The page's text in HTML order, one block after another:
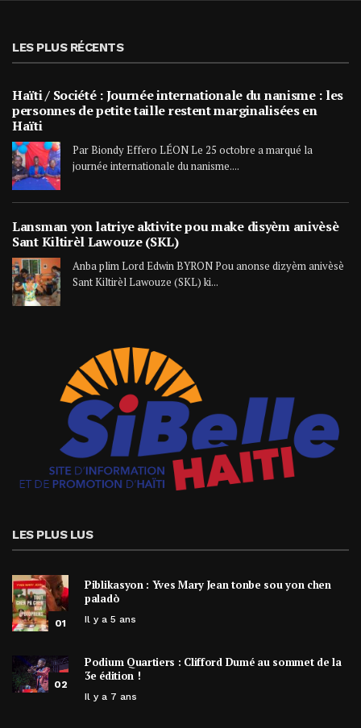
LES PLUS RÉCENTS
Haïti / Société : Journée internationale du nanisme : les
personnes de petite taille restent marginalisées en
Haïti
Par Biondy Effero LÉON Le 25 octobre a marqué la
journée internationale du nanisme....
Lansman yon latriye aktivite pou make disyèm anivèsè
Sant Kiltirèl Lawouze (SKL)
Anba plim Lord Edwin BYRON Pou anonse dizyèm anivèsè
Sant Kiltirèl Lawouze (SKL) ki...
LES PLUS LUS
01
Piblikasyon : Yves Mary Jean tonbe sou yon chen
paladò
Il y a 5 ans
02
Podium Quartiers : Clifford Dumé au sommet de la
3e édition !
Il y a 7 ans